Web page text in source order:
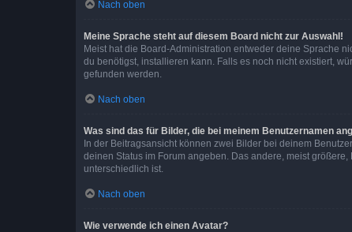
Nach oben
Meine Sprache steht auf diesem Board nicht zur Auswahl!
Meist hat die Board-Administration entweder deine Sprache
du benötigst, installieren kann. Falls es noch nicht existiert,
gefunden werden.
Nach oben
Was sind das für Bilder, die bei meinem Benutzernamen
In der Beitragsansicht können zwei Bilder bei deinem
deinen Status im Forum angeben. Das andere, meist
unterschiedlich ist.
Nach oben
Wie verwende ich einen Avatar?